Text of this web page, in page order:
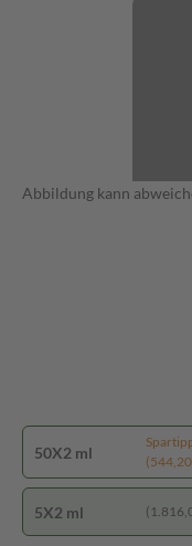
Abbildung kann
50X2 ml
5X2 ml